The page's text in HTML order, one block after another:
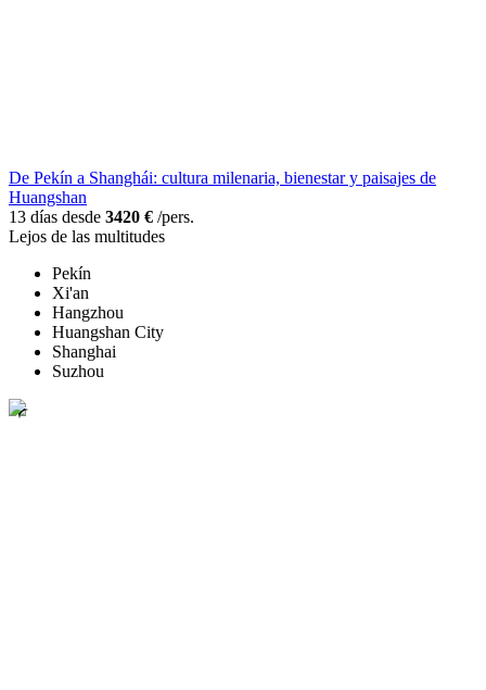
De Pekín a Shanghái: cultura milenaria, bienestar y paisajes de
Huangshan
13 días desde 3420 € /pers.
Lejos de las multitudes
Pekín
Xi'an
Hangzhou
Huangshan City
Shanghai
Suzhou